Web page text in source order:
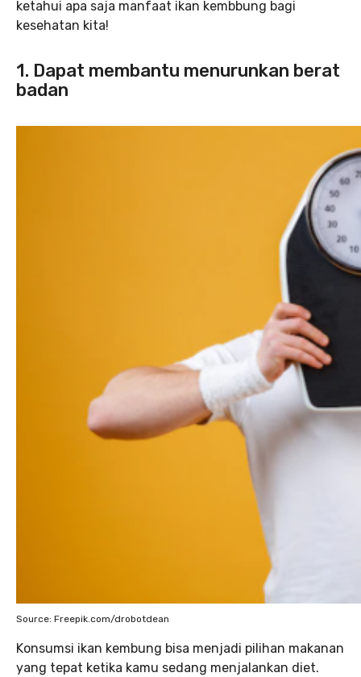
ketahui apa saja manfaat ikan kembbung bagi
kesehatan kita!
1. Dapat membantu menurunkan berat
badan
Source: Freepik.com/drobotdean
Konsumsi ikan kembung bisa menjadi pilihan makanan
yang tepat ketika kamu sedang menjalankan diet.